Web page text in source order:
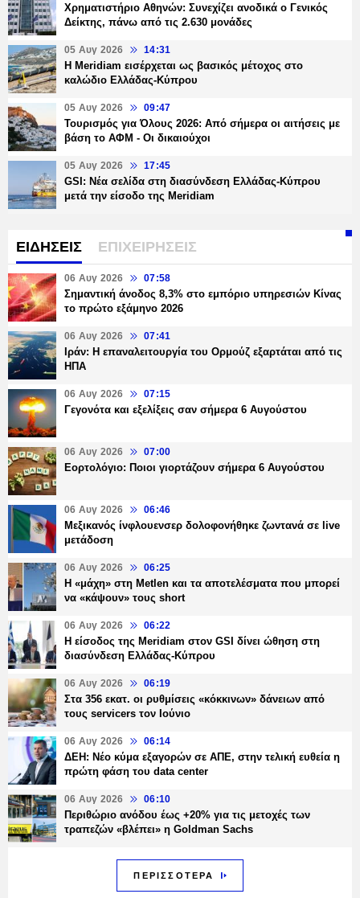
Χρηματιστήριο Αθηνών: Συνεχίζει ανοδικά ο Γενικός
Δείκτης, πάνω από τις 2.630 μονάδες
05 Αυγ 2026 14:31
Η Meridiam εισέρχεται ως βασικός μέτοχος στο
καλώδιο Ελλάδας-Κύπρου
05 Αυγ 2026 09:47
Τουρισμός για Όλους 2026: Από σήμερα οι αιτήσεις με
βάση το ΑΦΜ - Οι δικαιούχοι
05 Αυγ 2026 17:45
GSI: Νέα σελίδα στη διασύνδεση Ελλάδας-Κύπρου
μετά την είσοδο της Meridiam
ΕΙΔΗΣΕΙΣ ΕΠΙΧΕΙΡΗΣΕΙΣ
06 Αυγ 2026 07:58
Σημαντική άνοδος 8,3% στο εμπόριο υπηρεσιών Κίνας
το πρώτο εξάμηνο 2026
06 Αυγ 2026 07:41
Ιράν: Η επαναλειτουργία του Ορμούζ εξαρτάται από τις
ΗΠΑ
06 Αυγ 2026 07:15
Γεγονότα και εξελίξεις σαν σήμερα 6 Αυγούστου
06 Αυγ 2026 07:00
Εορτολόγιο: Ποιοι γιορτάζουν σήμερα 6 Αυγούστου
06 Αυγ 2026 06:46
Μεξικανός ίνφλουενσερ δολοφονήθηκε ζωντανά σε live
μετάδοση
06 Αυγ 2026 06:25
H «μάχη» στη Metlen και τα αποτελέσματα που μπορεί
να «κάψουν» τους short
06 Αυγ 2026 06:22
Η είσοδος της Meridiam στον GSI δίνει ώθηση στη
διασύνδεση Ελλάδας-Κύπρου
06 Αυγ 2026 06:19
Στα 356 εκατ. οι ρυθμίσεις «κόκκινων» δάνειων από
τους servicers τον Ιούνιο
06 Αυγ 2026 06:14
ΔΕΗ: Νέο κύμα εξαγορών σε ΑΠΕ, στην τελική ευθεία η
πρώτη φάση του data center
06 Αυγ 2026 06:10
Περιθώριο ανόδου έως +20% για τις μετοχές των
τραπεζών «βλέπει» η Goldman Sachs
ΠΕΡΙΣΣΟΤΕΡΑ